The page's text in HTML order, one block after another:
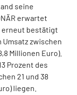
seine
erwartet
erneut bestätigt
zwischen
Millionen Euro).
Prozent des
21 und 38
liegen.